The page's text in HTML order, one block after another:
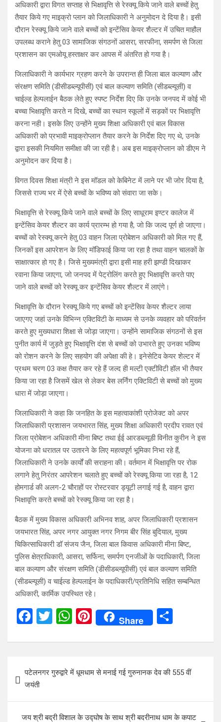
अधिकारी द्वारा विगत सप्ताह से भिक्षावृत्ति से रेस्क्यू किये जाने वाले बच्चों हेतु
तैयार किये गए माइक्रो प्लान को जिलाधिकारी ने अनुमोदन दे दिया है। इसी
दौरान रेस्क्यू किये जाने वाले बच्चों को इन्टेंसिव केयर शैल्टर में उचित माहौल
उपलब्ध कराने हेतु 03 सामाजिक संगठनों आसरा, सरफीना, समर्पण से जिला
प्रशासन का एमओयू हस्ताक्षर कर आपस में अंतरित हो गया है।
जिलाधिकारी ने कार्यभार ग्रहण करने के उपरान्त ही जिला बाल कल्याण और
संरक्षण समिति (डीसीडब्ल्यूपीसी) एवं बाल कल्याण समिति (सीडब्ल्यूसी) व
चाईल्ड हेल्पलाईन बैठक लेते हुए स्पष्ट निर्देश दिए कि उनके जनपद में कोई भी
बच्चा भिक्षावृत्ति करते न दिखे, बच्चों का स्थान स्कूलों में सड़कों पर भिक्षावृत्ति
करना नही। इसके लिए उन्होंने मुख्य शिक्षा अधिकारी एवं बाल विकास
अधिकारी को प्रभावी माइक्रोप्लान तैयार करने के निर्देश दिए गए थे, उनके
द्वारा इसकी नियमित समीक्षा की जा रही है। अब इस माइक्रोप्लान को डीएम ने
अनुमोदन कर दिया है।
विगत दिवस शिक्षा मंत्री ने इस मॉडल को केबिनेट में लाने पर भी जोर दिया है,
जिससे राज्य भर में ऐसे बच्चों के भविष्य को संवारा जा सके।
भिक्षावृत्ति से रेस्क्यू किये जाने वाले बच्चों के लिए साधूराम इण्टर कालेज में
इन्टेंसिव केयर शैल्टर का कार्य प्रारम्भ हो गया है, जो कि जल्द पूर्ण हो जाएगा।
बच्चों को रेस्क्यू करने हेतु 03 वाहन जिला प्रोबेशन अधिकारी को मिल गए हैं,
जिनकों इस आपरेशन के लिए मॉडिफाई किया जा रहा है तथा वाहन चालकों के
साक्षात्कार हो गए है। जिसे मुख्यमंत्री द्वारा इसी माह हरी झण्डी दिखाकर
रवाना किया जाएगा, जो जनपद में पेट्रोलिंग करते हुए भिक्षावृत्ति करते पाए
जाने वाले बच्चों को रेस्क्यू कर इन्टेंसिव केयर शैल्टर में लाएंगे।
भिक्षावृत्ति के दौरान रेस्क्यू किये गए बच्चों को इन्टेंसिव केयर शैल्टर लाया
जाएगए जहां उनके विभिन्न एक्टिविटी के माध्यम से उनके व्यवहार को परिवर्तन
करते हुए मुख्यधारा शिक्षा से जोड़ा जाएगा। उन्होंने सामाजिक संगठनों से इस
पुनीत कार्य में जुड़ते हुए भिक्षावृत्ति दंश से बच्चों को उभारते हुए उनका भविष्य
को रोशन करने के लिए सहयोग की अपेक्षा की हे। इनेसेटिव केयर शेल्टर में
प्रथम चरण 03 कक्ष तैयार कर रहे हैं जल्द ही मल्टी एक्टीविटी हॉल भी तैयार
किया जा रहा है जिसमें खेल से लेकर बेस लर्निंग एक्टिविटी से बच्चों को मुख्य
धारा में जोड़ा जाएगा।
जिलाधिकारी ने कहा कि जनहित के इस महत्वाकांशी प्रोजेक्ट को अपर
जिलाधिकारी प्रशासन जयभारत सिंह, मुख्य शिक्षा अधिकारी प्रदीप रावत एवं
जिला प्रोबेशन अधिकारी मीना बिष्ट तथा ईई आरडब्ल्यूडी विनीत कुरीन ने इस
योजना को धरातल पर उतारने के लिए महत्वपूर्ण भूमिका निभा रहे हैं,
जिलाधिकारी ने उनके कार्यों की सराहना की। वर्तमान में भिक्षावृत्ति पर रोक
लगाने हेतु निरंतर आपरेशन चलाते हुए बच्चों को रेस्क्यू किया जा रहा है, 12
होमगार्ड की अलग-2 चौराहों पर रोस्टरवार ड्यूटी लगाई गई है, वाहन द्वारा
भिक्षावृत्ति करते बच्चों को रेस्क्यू किया जा रहा है।
बैठक में मुख्य विकास अधिकारी अभिनव शाह, अपर जिलाधिकारी प्रशासन
जयभारत सिंह, अपर नगर आयुक्त नगर निगम बीर सिंह बुदियाल, मुख्य
चिकित्साधिकारी डॉ संजय जैन, जिला बाल किवास अधिकारी मीना बिष्ट,
पुलिस क्षेत्राधिकारी, आसरा, सर्फिना, समर्पण एनजीओं के पदाधिकारी, जिला
बाल कल्याण और संरक्षण समिति (डीसीडब्ल्यूपीसी) एवं बाल कल्याण समिति
(सीडब्ल्यूसी) व चाईल्ड हेल्पलाईन के पदाधिकारी/प्रतिनिधि सहित सम्बन्धित
अधिकारी, कार्मिक उपस्थित रहे।
F
ce
o
k
T
tt
er
W
at
s
A
p
Pi
nt
er
es
t
Share
ar
navigation
पटेलनगर गुरुद्वारे में धूमधाम से मनाई गई गुरुनानक देव की 555 वीं
जयंती
जय श्री बद्री विशाल के उद्घोष के साथ श्री बदरीनाथ धाम के कपाट